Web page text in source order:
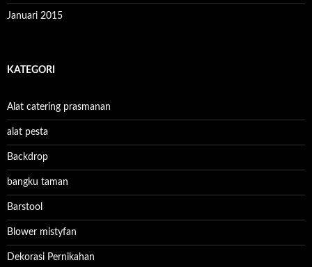
Januari 2015
KATEGORI
Alat catering prasmanan
alat pesta
Backdrop
bangku taman
Barstool
Blower mistyfan
Dekorasi Pernikahan